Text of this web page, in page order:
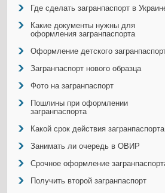
Где сделать загранпаспорт в
Какие документы нужны для
оформления загранпаспорта
Оформление детского
Загранпаспорт нового образца
Фото на загранпаспорт
Пошлины при оформлении
загранпаспорта
Какой срок действия загранпаспорта
Занимать ли очередь в ОВИР
Срочное оформление
Получить второй загранпаспорт